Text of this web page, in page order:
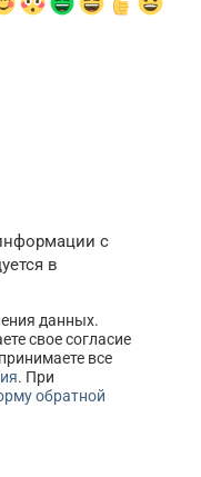
с
в
данных.
свое согласие
все
. При
обратной